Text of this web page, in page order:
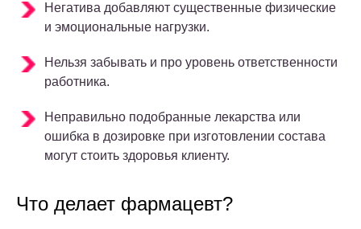
Негатива добавляют существенные физические
и эмоциональные нагрузки.
Нельзя забывать и про уровень ответственности
работника.
Неправильно подобранные лекарства или
ошибка в дозировке при изготовлении состава
могут стоить здоровья клиенту.
Что делает фармацевт?